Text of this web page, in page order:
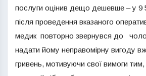
послуги оцінив дещо дешевше – у 9
після проведення вказаного
медик повторно звернувся до
надати йому неправомірну вигоду
гривень, мотивуючи свої вимоги